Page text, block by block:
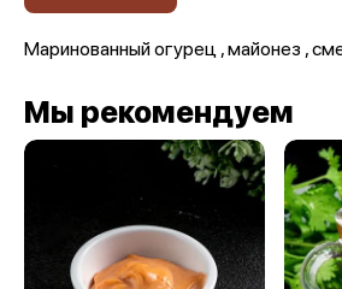
Маринованный огурец , майонез ,
Мы рекомендуем